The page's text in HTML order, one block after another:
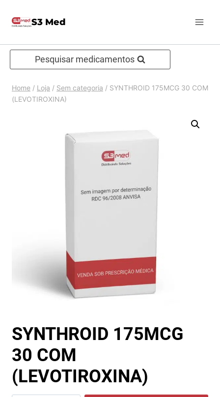
para
Conteúdo
S3 Med
Pesquisar medicamentos
Home / Loja / Sem categoria / SYNTHROID 175MCG 30 COM
(LEVOTIROXINA)
SYNTHROID 175MCG
30 COM
(LEVOTIROXINA)